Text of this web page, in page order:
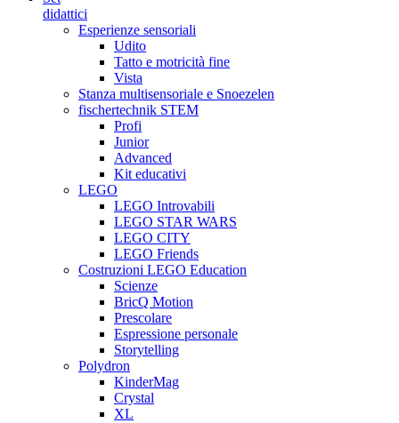
didattici
Esperienze sensoriali
Udito
Tatto e motricità fine
Vista
Stanza multisensoriale e Snoezelen
fischertechnik STEM
Profi
Junior
Advanced
Kit educativi
LEGO
LEGO Introvabili
LEGO STAR WARS
LEGO CITY
LEGO Friends
Costruzioni LEGO Education
Scienze
BricQ Motion
Prescolare
Espressione personale
Storytelling
Polydron
KinderMag
Crystal
XL